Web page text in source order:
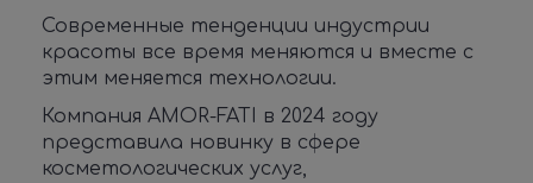
Современные тенденции индустрии
красоты все время меняются и вместе с
этим меняется технологии.
Компания AMOR-FATI в 2024 году
представила новинку в сфере
косметологических услуг,